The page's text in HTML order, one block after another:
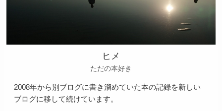
ヒメ
ただの本好き
2008年から別ブログに書き溜めていた本の記録を新しい
ブログに移して続けています。